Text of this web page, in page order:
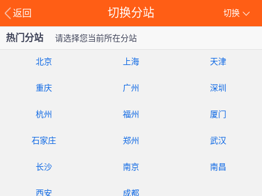
返回 切换
切换分站
热门分站 请选择您当前所在分站
北京 上海 天津
重庆 广州 深圳
杭州 福州 厦门
石家庄 郑州 武汉
长沙 南京 南昌
西安 成都